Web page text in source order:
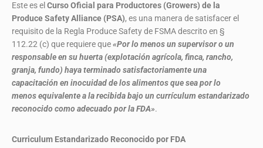
Este es el Curso Oficial para Productores (Growers) de la
Produce Safety Alliance (PSA), es una manera de satisfacer el
requisito de la Regla Produce Safety de FSMA descrito en §
112.22 (c) que requiere que«Por lo menos un supervisor o un
responsable en su huerta (explotación agrícola, finca, rancho,
granja, fundo) haya terminado satisfactoriamente una
capacitación en inocuidad de los alimentos que sea por lo
menos equivalente a la recibida bajo un currículum estandarizado
reconocido como adecuado por la FDA».
Curriculum Estandarizado Reconocido por FDA